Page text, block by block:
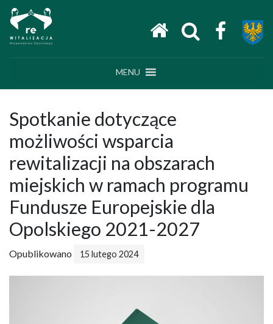
Main Navigation
MENU
Spotkanie dotyczące
możliwości wsparcia
rewitalizacji na obszarach
miejskich w ramach programu
Fundusze Europejskie dla
Opolskiego 2021-2027
Opublikowano 15 lutego 2024